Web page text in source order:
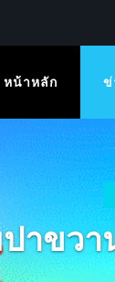
หน้าหลัก ข่
าขว